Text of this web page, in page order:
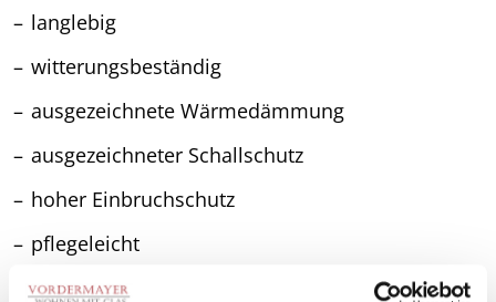
langlebig
witterungsbeständig
ausgezeichnete Wärmedämmung
ausgezeichneter Schallschutz
hoher Einbruchschutz
pflegeleicht
sehr gutes Preis-Leistungsverhältnis